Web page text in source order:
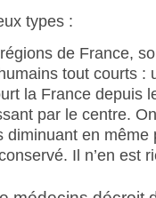
types :
de France,
tout courts :
la France depuis
par le centre.
diminuant en
Il n’en est